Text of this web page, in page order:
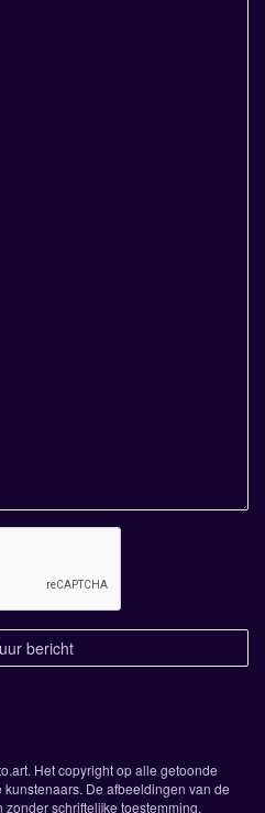
. Het copyright op alle getoonde
De afbeeldingen van de
schriftelijke toestemming.